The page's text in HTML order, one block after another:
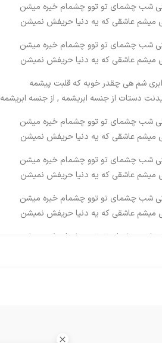
شب چشمای تو توو چشمام خیره میشن
میشم عاشقی که یه دنیا حریفش نمیشن
شب چشمای تو توو چشمام خیره میشن
میشم عاشقی که یه دنیا حریفش نمیشن
ابری شم هی چقدر خوبه که قلبت پیشمه
دستات از جنسه ابریشمه , از جنسه ابریشمه
شب چشمای تو توو چشمام خیره میشن
میشم عاشقی که یه دنیا حریفش نمیشن
شب چشمای تو توو چشمام خیره میشن
میشم عاشقی که یه دنیا حریفش نمیشن
شب چشمای تو توو چشمام خیره میشن
میشم عاشقی که یه دنیا حریفش نمیشن
شب چشمای تو توو چشمام خیره میشن